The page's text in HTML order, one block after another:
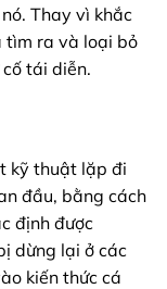
Thay vì khắc
tìm ra và loại bỏ
tái diễn.
kỹ thuật lặp đi
đầu, bằng cách
định được
dừng lại ở các
kiến thức cá